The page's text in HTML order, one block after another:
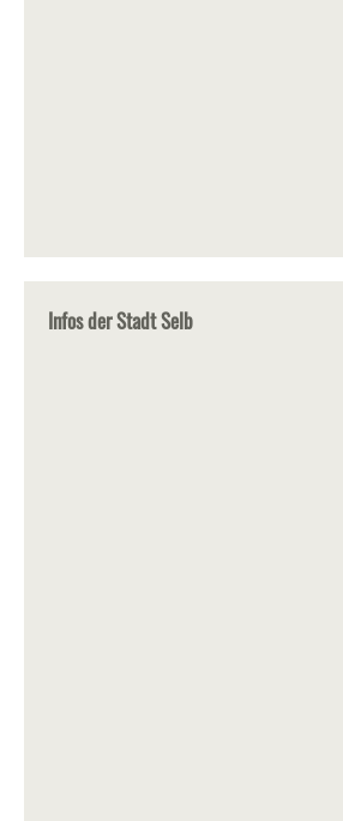
Infos der Stadt Selb